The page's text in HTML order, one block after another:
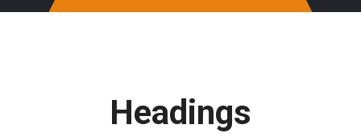
Headings